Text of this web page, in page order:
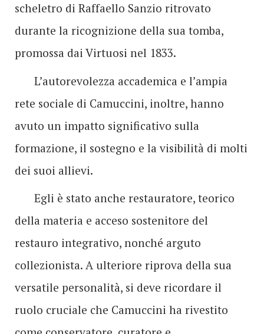
scheletro di Raffaello Sanzio ritrovato
durante la ricognizione della sua tomba,
promossa dai Virtuosi nel 1833.
L’autorevolezza accademica e l’ampia
rete sociale di Camuccini, inoltre, hanno
avuto un impatto significativo sulla
formazione, il sostegno e la visibilità di molti
dei suoi allievi.
Egli è stato anche restauratore, teorico
della materia e acceso sostenitore del
restauro integrativo, nonché arguto
collezionista. A ulteriore riprova della sua
versatile personalità, si deve ricordare il
ruolo cruciale che Camuccini ha rivestito